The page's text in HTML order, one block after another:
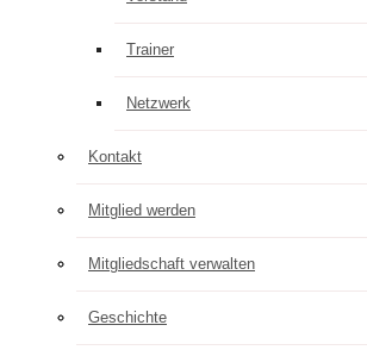
Trainer
Netzwerk
Kontakt
Mitglied werden
Mitgliedschaft verwalten
Geschichte